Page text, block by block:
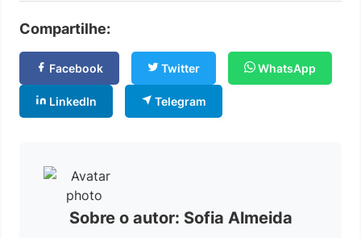
Compartilhe:
Facebook Twitter WhatsApp
LinkedIn Telegram
Sobre o autor: Sofia Almeida